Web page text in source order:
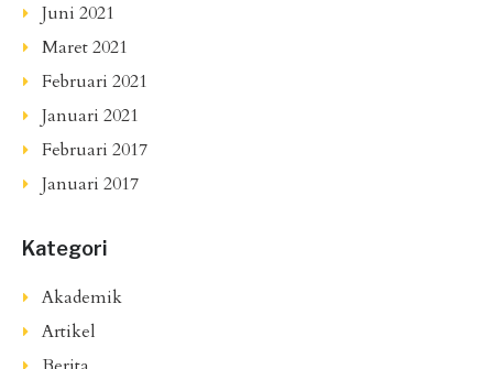
Juni 2021
Maret 2021
Februari 2021
Januari 2021
Februari 2017
Januari 2017
Kategori
Akademik
Artikel